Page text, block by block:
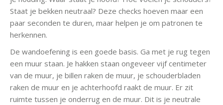
Staat je bekken neutraal? Deze checks hoeven maar een
paar seconden te duren, maar helpen je om patronen te
herkennen.
De wandoefening is een goede basis. Ga met je rug tegen
een muur staan. Je hakken staan ongeveer vijf centimeter
van de muur, je billen raken de muur, je schouderbladen
raken de muur en je achterhoofd raakt de muur. Er zit
ruimte tussen je onderrug en de muur. Dit is je neutrale